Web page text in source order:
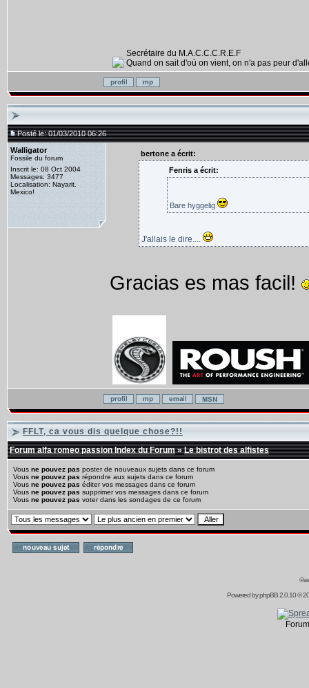
Secrétaire du M.A.C.C.C.R.E.F
Quand on sait d'où on vient, on n'a pas peur
Posté le: 01/03/2010 06:26
Walligator
Fossile du forum
Inscrit le: 08 Oct 2004
Messages: 3477
Localisation: Nayarit.
Mexico!
bertone a écrit:
Fenris a écrit:
Bare hyggelig
J'allais le dire....
Gracias es mas facil!
FFLT, ca vous dis quelque chose?!!
Forum alfa romeo passion Index du Forum»Le bistrot des alfistes
Vous ne pouvez pas poster de nouveaux sujets dans ce forum
Vous ne pouvez pas répondre aux sujets dans ce forum
Vous ne pouvez pas éditer vos messages dans ce forum
Vous ne pouvez pas supprimer vos messages dans ce forum
Vous ne pouvez pas voter dans les sondages de ce forum
Powered byphpBB2.0.10 ©